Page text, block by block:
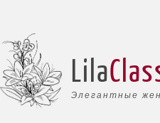
Элегантные
Lila